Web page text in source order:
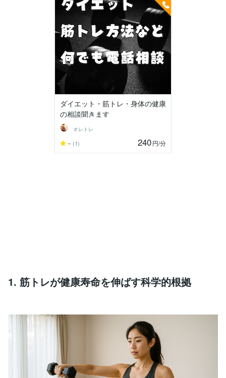
ダイエット・筋トレ・身体の健康
の相談聞きます
オレトレ
- (1) 240円/分
1. 筋トレが健康寿命を伸ばす科学的根拠